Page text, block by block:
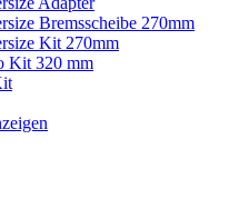
Bremsscheibe 270mm
Kit 270mm
Kit 320 mm